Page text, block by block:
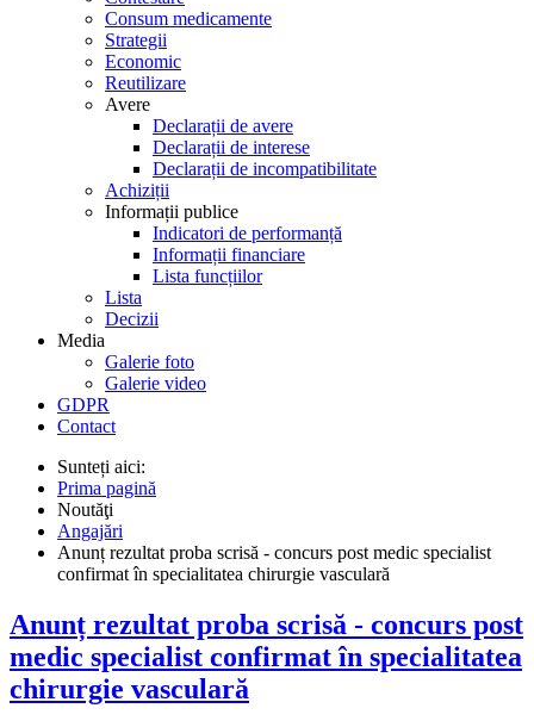
Consum medicamente
Strategii
Economic
Reutilizare
Avere
Declarații de avere
Declarații de interese
Declarații de incompatibilitate
Achiziții
Informații publice
Indicatori de performanță
Informații financiare
Lista funcțiilor
Lista
Decizii
Media
Galerie foto
Galerie video
GDPR
Contact
Sunteți aici:
Prima pagină
Noutăţi
Angajări
Anunț rezultat proba scrisă - concurs post medic specialist
confirmat în specialitatea chirurgie vasculară
Anunț rezultat proba scrisă - concurs post
medic specialist confirmat în specialitatea
chirurgie vasculară